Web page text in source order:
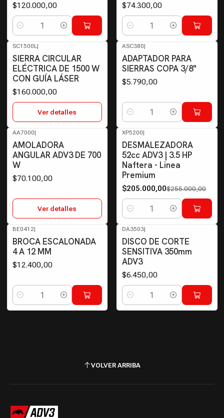
$120.000,00
Cantidad
$74.300,00
Cantidad
Agotado
SC1500L|
SIERRA CIRCULAR
ELÉCTRICA DE 1500 W
CON GUÍA LÁSER
$160.000,00
Ver detalles
ASC380|
ADAPTADOR PARA
SIERRAS COPA 3/8"
$5.790,00
Cantidad
Agotado
AA7000|
AMOLADORA
ANGULAR ADV3 DE 700
W
$70.100,00
Ver detalles
-20%OFF
XP5200|
DESMALEZADORA
52cc ADV3 | 3.5 HP
Naftera - Linea
Premium
$205.000,00$255.000,00
Cantidad
BE0412|
BROCA ESCALONADA
4 A 12 MM
$12.400,00
Cantidad
DA3503|
DISCO DE CORTE
SENSITIVA 350mm
ADV3
$6.450,00
Cantidad
VOLVER ARRIBA